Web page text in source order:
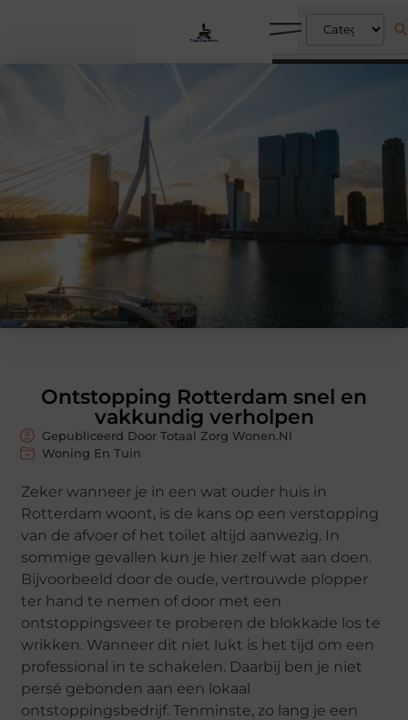
Ontstopping Rotterdam snel en
vakkundig verholpen
Gepubliceerd Door Totaal Zorg Wonen.nl
Woning En Tuin
Zeker wanneer je in een wat ouder huis in
Rotterdam woont, is de kans op een verstopping
van de afvoer of het toilet altijd aanwezig. In
sommige gevallen kun je hier zelf wat aan doen.
Bijvoorbeeld door de oude, vertrouwde plopper
ter hand te nemen of door met een
ontstoppingsveer te proberen de blokkade los te
wrikken. Wanneer dit niet lukt is het tijd om een
professional in te schakelen. Daarbij ben je niet
persé gebonden aan een lokaal
ontstoppingsbedrijf. Tenminste, zo lang je een